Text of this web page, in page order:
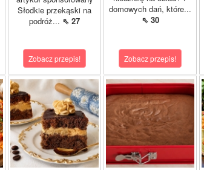
Słodkie przekąski na
podróż... ⇖ 27
Zobacz przepis!
domowych dań, które...
⇖ 30
Zobacz przepis!